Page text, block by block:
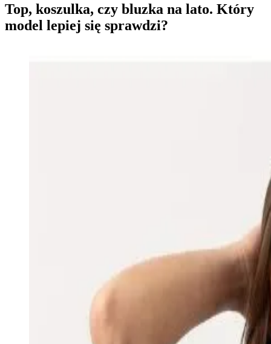
Top, koszulka, czy bluzka na lato. Który
model lepiej się sprawdzi?